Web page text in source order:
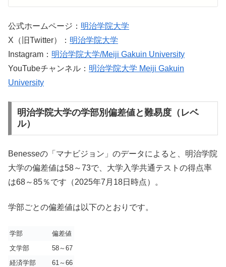
公式ホームページ： 明治学院大学
X（旧Twitter）： 明治学院大学
Instagram： 明治学院大学/Meiji Gakuin University
YouTubeチャンネル： 明治学院大学 Meiji Gakuin
University
明治学院大学の学部別偏差値と難易度（レベ
ル）
Benesseの「マナビジョン」のデータによると、明治学院
大学の偏差値は58～73で、大学入学共通テストの得点率
は68～85％です（2025年7月18日時点）。
学部ごとの偏差値は以下のとおりです。
学部
偏差値
文学部
58～67
経済学部
61～66